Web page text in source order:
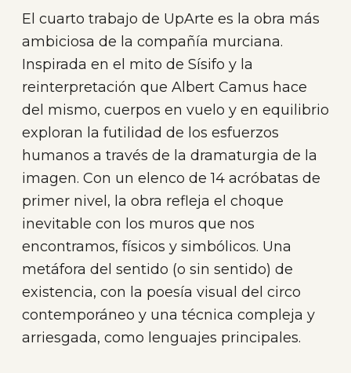
El cuarto trabajo de UpArte es la obra más
ambiciosa de la compañía murciana.
Inspirada en el mito de Sísifo y la
reinterpretación que Albert Camus hace
del mismo, cuerpos en vuelo y en equilibrio
exploran la futilidad de los esfuerzos
humanos a través de la dramaturgia de la
imagen. Con un elenco de 14 acróbatas de
primer nivel, la obra refleja el choque
inevitable con los muros que nos
encontramos, físicos y simbólicos. Una
metáfora del sentido (o sin sentido) de
existencia, con la poesía visual del circo
contemporáneo y una técnica compleja y
arriesgada, como lenguajes principales.